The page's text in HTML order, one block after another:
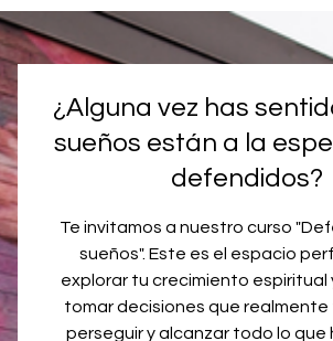
¿Alguna vez has
sueños están a la
defendidos?
Te invitamos a nuestro curso
sueños". Este es el espacio
explorar tu crecimiento espiritual
tomar decisiones que realmente
perseguir y alcanzar todo lo que